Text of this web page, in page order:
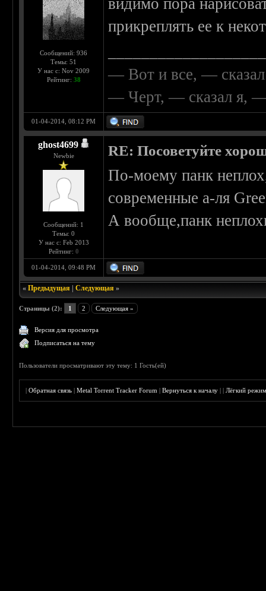
Сообщений: 936
Темы: 51
У нас с: Nov 2009
Рейтинг: 38
видимо пора
прикреплять ее к
— Вот и все, —
— Черт, — сказал я, —
01-04-2014, 08:12 PM
ghost4699
Newbie
Сообщений: 1
Темы: 0
У нас с: Feb 2013
Рейтинг: 0
RE: Посоветуйте
По-моему панк
современные а-ля
А вообще,панк
01-04-2014, 09:48 PM
«Предыдущая |Следующая »
Страницы (2): 1 2 Следующая »
Версия для просмотра
Подписаться на тему
Пользователи просматривают эту тему: 1 Гость(ей)
|Обратная связь |Metal Torrent Tracker Forum |Вернуться к началу ||Лёгкий